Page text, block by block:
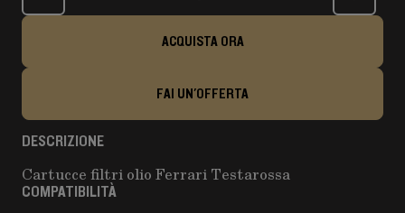
ACQUISTA ORA
FAI UN'OFFERTA
DESCRIZIONE
Cartucce filtri olio Ferrari Testarossa
COMPATIBILITÀ